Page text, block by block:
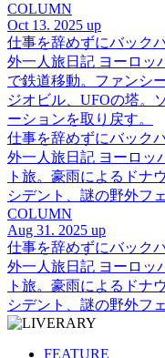
COLUMN
Oct 13. 2025 up
仕事を辞めずにバック
外一人旅日記 ヨーロッ
で鉄道移動。ファンシ
ジオビル、UFOの塔。
ーションを取り戻す。
仕事を辞めずにバック
外一人旅日記 ヨーロッ
ト旅。豪雨によるドナ
シデント、謎の野外フ
COLUMN
Aug 31. 2025 up
仕事を辞めずにバック
外一人旅日記 ヨーロッ
ト旅。豪雨によるドナ
シデント、謎の野外フ
FEATURE